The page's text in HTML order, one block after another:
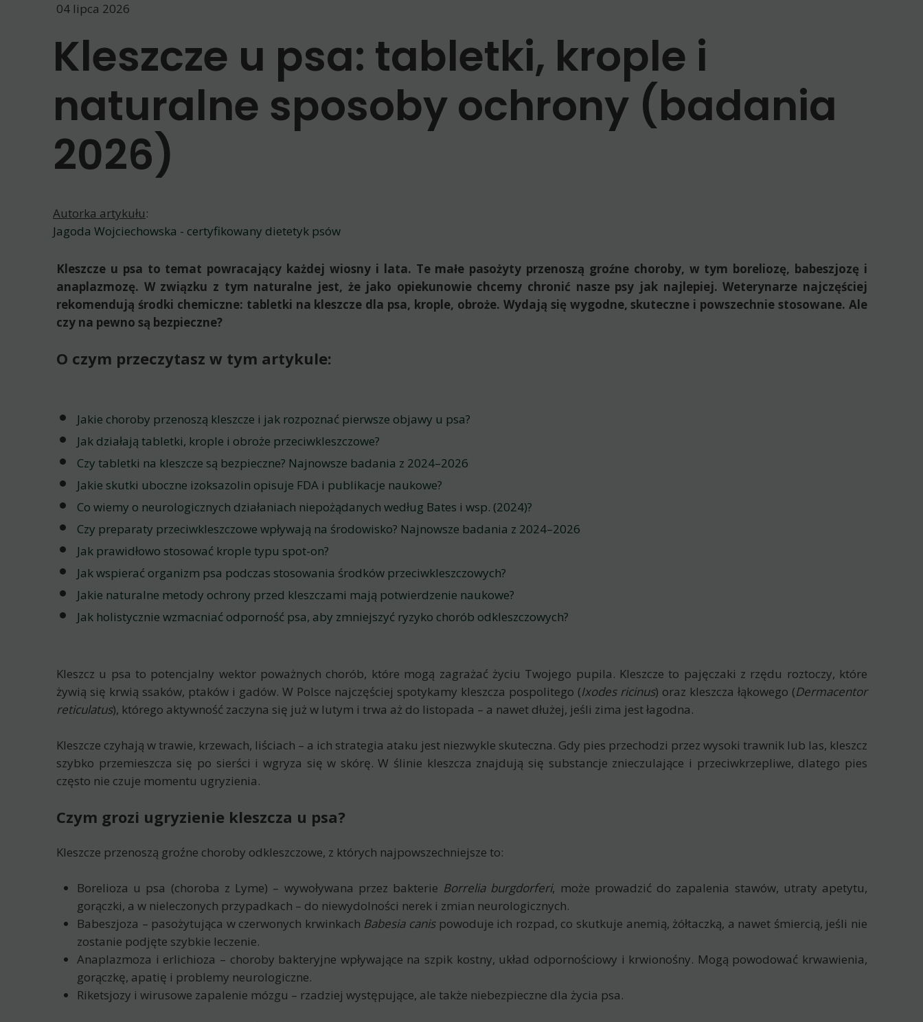
Autorka artykułu:
Jagoda Wojciechowska - certyfikowany dietetyk psów
04 lipca 2026
Kleszcze u psa: tabletki, krople i
naturalne sposoby ochrony (badania
2026)
Kleszcze u psa to temat powracający każdej wiosny i lata. Te małe pasożyty przenoszą groźne choroby, w tym boreliozę, babeszjozę i
anaplazmozę. W związku z tym naturalne jest, że jako opiekunowie chcemy chronić nasze psy jak najlepiej. Weterynarze najczęściej
rekomendują środki chemiczne: tabletki na kleszcze dla psa, krople, obroże. Wydają się wygodne, skuteczne i powszechnie stosowane. Ale
czy na pewno są bezpieczne?
O czym przeczytasz w tym artykule:
Jakie choroby przenoszą kleszcze i jak rozpoznać pierwsze objawy u psa?
Jak działają tabletki, krople i obroże przeciwkleszczowe?
Czy tabletki na kleszcze są bezpieczne? Najnowsze badania z 2024–2026
Jakie skutki uboczne izoksazolin opisuje FDA i publikacje naukowe?
Co wiemy o neurologicznych działaniach niepożądanych według Bates i wsp. (2024)?
Czy preparaty przeciwkleszczowe wpływają na środowisko? Najnowsze badania z 2024–2026
Jak prawidłowo stosować krople typu spot-on?
Jak wspierać organizm psa podczas stosowania środków przeciwkleszczowych?
Jakie naturalne metody ochrony przed kleszczami mają potwierdzenie naukowe?
Jak holistycznie wzmacniać odporność psa, aby zmniejszyć ryzyko chorób odkleszczowych?
Kleszcz u psa to potencjalny wektor poważnych chorób, które mogą zagrażać życiu Twojego pupila. Kleszcze to pajęczaki z rzędu roztoczy, które
żywią się krwią ssaków, ptaków i gadów. W Polsce najczęściej spotykamy kleszcza pospolitego (Ixodes ricinus) oraz kleszcza łąkowego (Dermacentor
reticulatus), którego aktywność zaczyna się już w lutym i trwa aż do listopada – a nawet dłużej, jeśli zima jest łagodna.
Kleszcze czyhają w trawie, krzewach, liściach – a ich strategia ataku jest niezwykle skuteczna. Gdy pies przechodzi przez wysoki trawnik lub las, kleszcz
szybko przemieszcza się po sierści i wgryza się w skórę. W ślinie kleszcza znajdują się substancje znieczulające i przeciwkrzepliwe, dlatego pies
często nie czuje momentu ugryzienia.
Czym grozi ugryzienie kleszcza u psa?
Kleszcze przenoszą groźne choroby odkleszczowe, z których najpowszechniejsze to:
Borelioza u psa (choroba z Lyme) – wywoływana przez bakterie Borrelia burgdorferi, może prowadzić do zapalenia stawów, utraty apetytu,
gorączki, a w nieleczonych przypadkach – do niewydolności nerek i zmian neurologicznych.
Babeszjoza – pasożytująca w czerwonych krwinkach Babesia canispowoduje ich rozpad, co skutkuje anemią, żółtaczką, a nawet śmiercią, jeśli nie
zostanie podjęte szybkie leczenie.
Anaplazmoza i erlichioza – choroby bakteryjne wpływające na szpik kostny, układ odpornościowy i krwionośny. Mogą powodować krwawienia,
gorączkę, apatię i problemy neurologiczne.
Riketsjozy i wirusowe zapalenie mózgu – rzadziej występujące, ale także niebezpieczne dla życia psa.